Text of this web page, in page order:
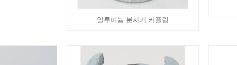
알루미늄 분사기 커플링